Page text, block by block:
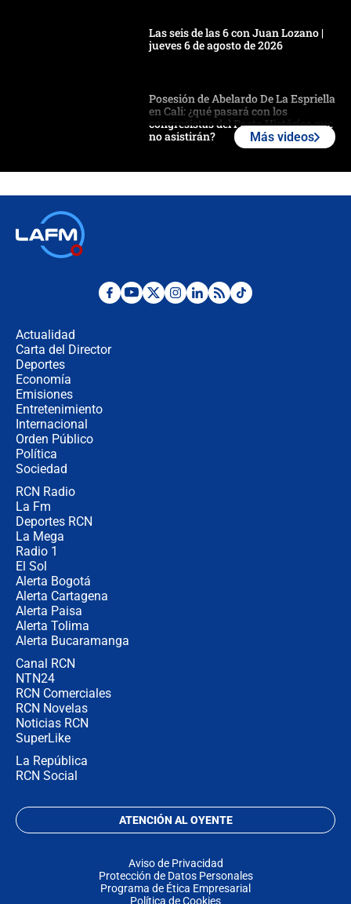
Las seis de las 6 con Juan Lozano |
jueves 6 de agosto de 2026
Posesión de Abelardo De La Espriella
en Cali: ¿qué pasará con los
congresistas del Pacto Histórico que
no asistirán?
¿Por qué De la Espriella gobernará
Más videos
Actualidad
Carta del Director
Deportes
Economía
Emisiones
Entretenimiento
Internacional
Orden Público
Política
Sociedad
RCN Radio
La Fm
Deportes RCN
La Mega
Radio 1
El Sol
Alerta Bogotá
Alerta Cartagena
Alerta Paisa
Alerta Tolima
Alerta Bucaramanga
Canal RCN
NTN24
RCN Comerciales
RCN Novelas
Noticias RCN
SuperLike
La República
RCN Social
ATENCIÓN AL OYENTE
Aviso de Privacidad
Protección de Datos Personales
Programa de Ética Empresarial
Política de Cookies